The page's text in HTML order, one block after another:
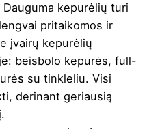
kepurėlių turi
pritaikomos ir
įvairų kepurėlių
beisbolo kepurės, full-
su tinkleliu. Visi
derinant geriausią